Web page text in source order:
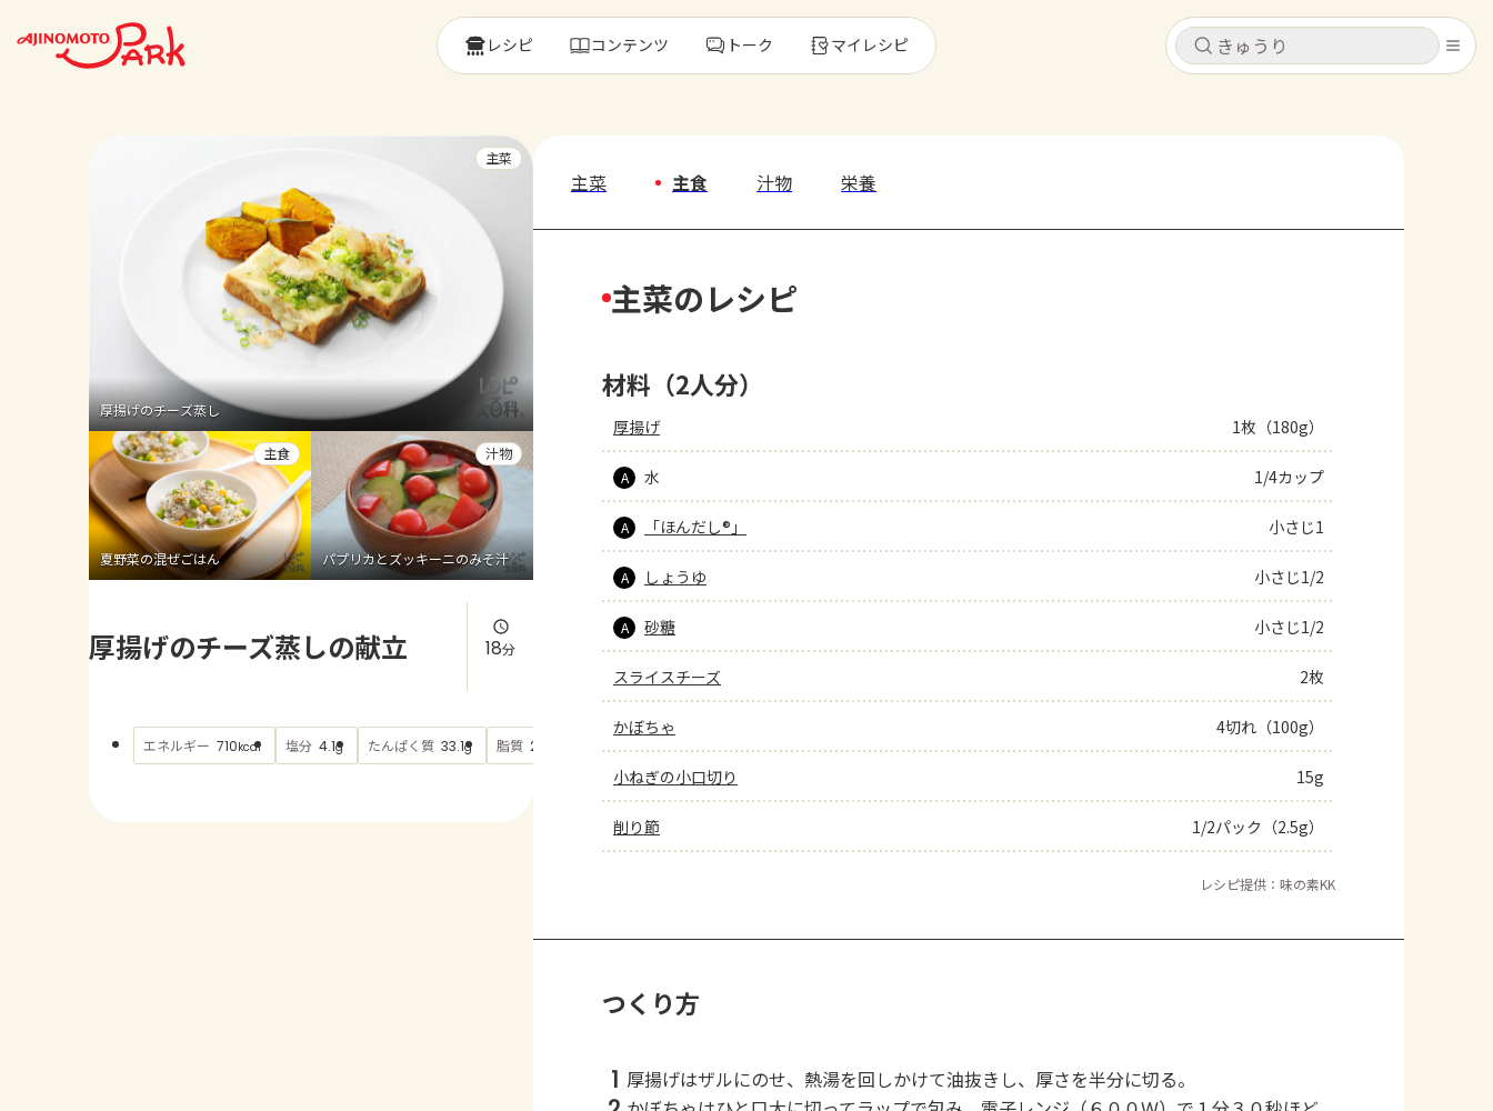
キャンセル
よくあるお問い合わせ
お買い物
キャンセル
レシピ コンテンツ トーク マイレシピ
厚揚げのチーズ蒸し
主菜
夏野菜の混ぜごはん
主食
パプリカとズッキーニのみそ汁
汁物
厚揚げのチーズ蒸しの献立 18分
エネルギー 710kcal 塩分 4.1g たんぱく質 33.1g 脂質 21.6 もっと見る
主菜 主食 汁物 栄養
主菜のレシピ
材料（2人分）
厚揚げ 1枚（180g）
A 水 1/4カップ
A 「ほんだし®」 小さじ1
A しょうゆ 小さじ1/2
A 砂糖 小さじ1/2
スライスチーズ 2枚
かぼちゃ 4切れ（100g）
小ねぎの小口切り 15g
削り節 1/2パック（2.5g）
レシピ提供：味の素KK
つくり方
1 厚揚げはザルにのせ、熱湯を回しかけて油抜きし、厚さを半分に切る。